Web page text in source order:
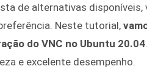
de alternativas
Neste tutorial,
do VNC no Ubuntu 20.04
e excelente desempenho.